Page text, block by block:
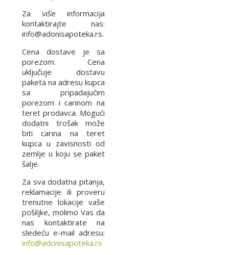
Za više informacija
kontaktirajte nas:
info@adonisapoteka.rs.
Cena dostave je sa
porezom. Cena
uključuje dostavu
paketa na adresu kupca
sa pripadajućim
porezom i carinom na
teret prodavca. Mogući
dodatni trošak može
biti carina na teret
kupca u zavisnosti od
zemlje u koju se paket
šalje.
Za sva dodatna pitanja,
reklamacije ili proveru
trenutne lokacije vaše
pošiljke, molimo Vas da
nas kontaktirate na
sledeću e-mail adresu:
info@adonisapoteka.rs